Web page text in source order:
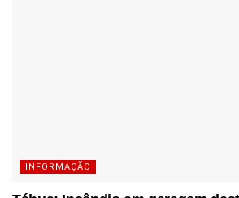
INFORMAÇÃO